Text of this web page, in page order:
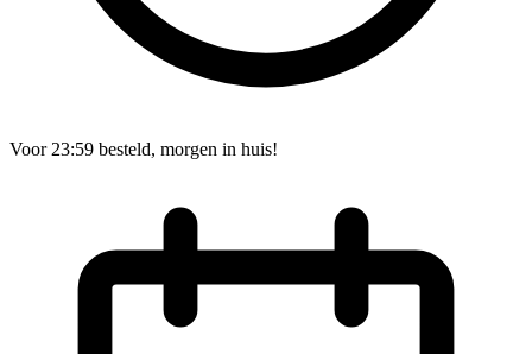
Voor 23:59 besteld, morgen in huis!